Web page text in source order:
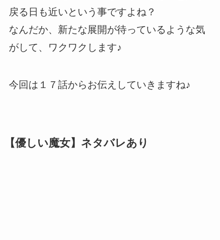
戻る日も近いという事ですよね？
なんだか、新たな展開が待っているような気
がして、ワクワクします♪
今回は１７話からお伝えしていきますね♪
【優しい魔女】ネタバレあり